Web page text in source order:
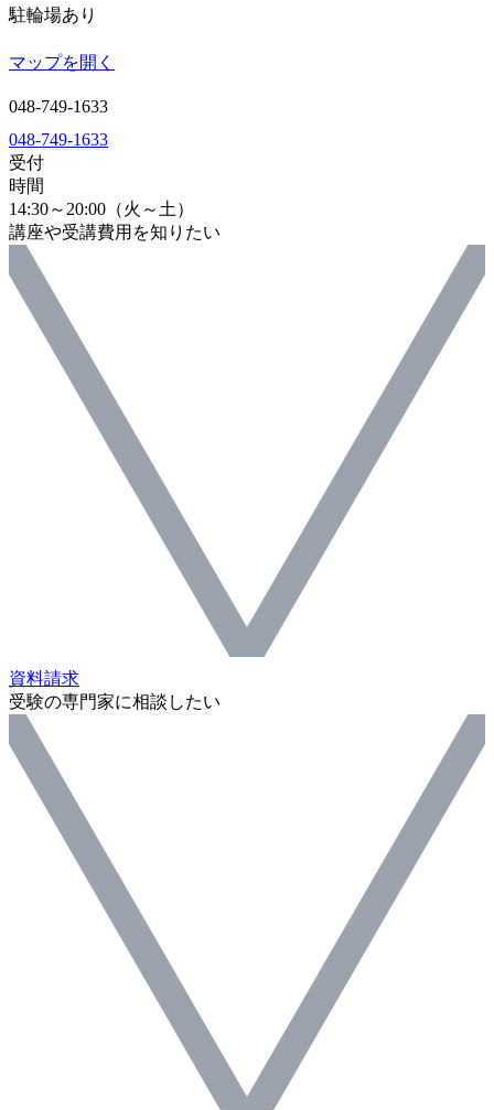
駐輪場あり
マップを開く
048-749-1633
048-749-1633
受付
時間
14:30～20:00（火～土）
講座や受講費用を知りたい
資料請求
受験の専門家に相談したい